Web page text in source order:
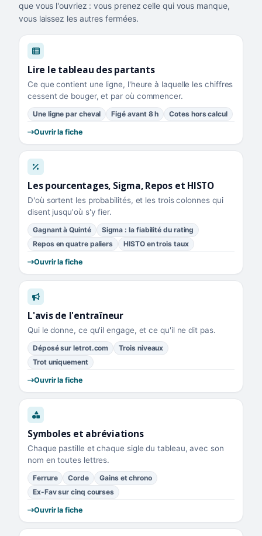
que vous l'ouvriez : vous prenez celle qui vous manque,
vous laissez les autres fermées.
Lire le tableau des partants
Ce que contient une ligne, l'heure à laquelle les chiffres
cessent de bouger, et par où commencer.
Une ligne par cheval Figé avant 8 h Cotes hors calcul
Ouvrir la fiche
Les pourcentages, Sigma, Repos et HISTO
D'où sortent les probabilités, et les trois colonnes qui
disent jusqu'où s'y fier.
Gagnant à Quinté
Sigma : la fiabilité du rating
Repos en quatre paliers
HISTO en trois taux
Ouvrir la fiche
L'avis de l'entraîneur
Qui le donne, ce qu'il engage, et ce qu'il ne dit pas.
Déposé sur letrot.com
Trois niveaux
Trot uniquement
Ouvrir la fiche
Symboles et abréviations
Chaque pastille et chaque sigle du tableau, avec son
nom en toutes lettres.
Ferrure Corde
Gains et chrono
Ex-Fav sur cinq courses
Ouvrir la fiche